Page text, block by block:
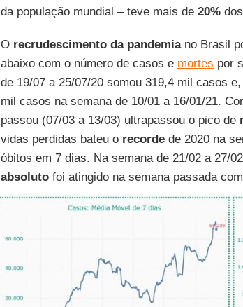
da população mundial – teve mais de 20%dos
O recrudescimento da pandemiano Brasil
abaixo com o número de casos e mortes por
de 19/07 a 25/07/20 somou 319,4 mil casos
mil casos na semana de 10/01 a 16/01/21.
passou (07/03 a 13/03) ultrapassou o pico de
vidas perdidas bateu o recordede 2020 na
óbitos em 7 dias. Na semana de 21/02 a 27/
absolutofoi atingido na semana passada com